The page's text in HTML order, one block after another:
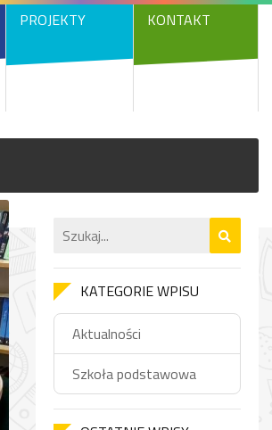
PROJEKTY KONTAKT
KATEGORIE WPISU
Aktualności
Szkoła podstawowa